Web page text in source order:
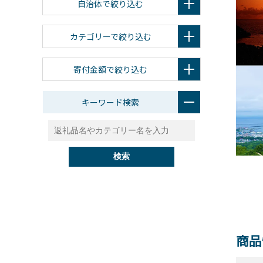
商
自治体で絞り込む
カテゴリーで絞り込む
寄付金額で絞り込む
キーワード検索
検索